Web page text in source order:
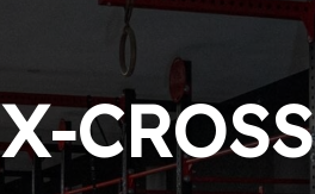
X-CROSS